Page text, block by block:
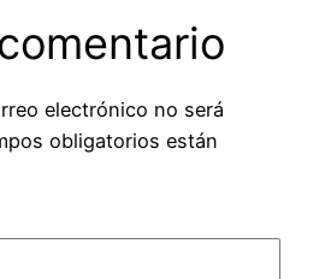
electrónico no será
obligatorios están